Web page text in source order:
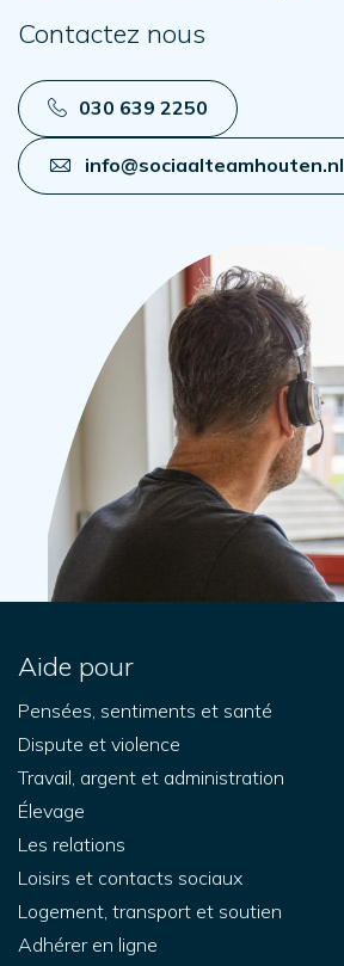
Contactez nous
030 639 2250
info@sociaalteamhouten.nl
Aide pour
Pensées, sentiments et santé
Dispute et violence
Travail, argent et administration
Élevage
Les relations
Loisirs et contacts sociaux
Logement, transport et soutien
Adhérer en ligne